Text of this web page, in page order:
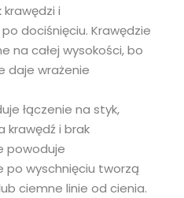
i
dociśnięciu. Krawędzie
na całej wysokości, bo
daje wrażenie
łączenie na styk,
i brak
powoduje
po wyschnięciu tworzą
ciemne linie od cienia.